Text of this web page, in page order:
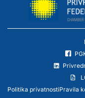
Politika privatnostiPravila